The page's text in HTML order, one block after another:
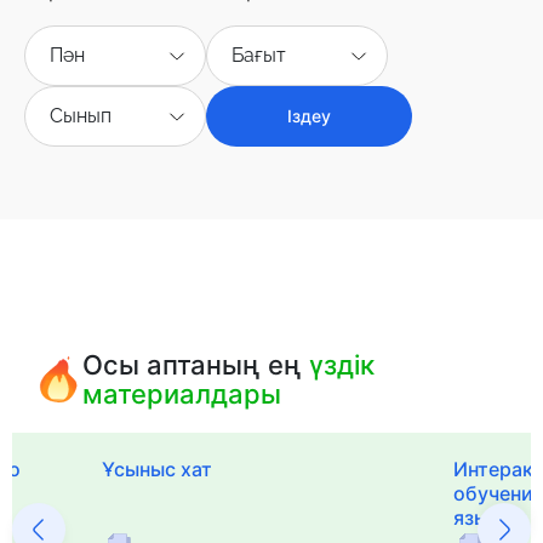
Пән Бағыт
Сынып Іздеу
Осы аптаның еңүздік
материалдары
Ұсыныс хат
языка и